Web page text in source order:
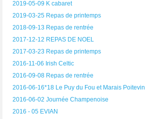
2019-05-09 K cabaret
2019-03-25 Repas de printemps
2018-09-13 Repas de rentrée
2017-12-12 REPAS DE NOEL
2017-03-23 Repas de printemps
2016-11-06 Irish Celtic
2016-09-08 Repas de rentrée
2016-06-16*18 Le Puy du Fou et Marais Poitevin
2016-06-02 Journée Champenoise
2016 - 05 EVIAN